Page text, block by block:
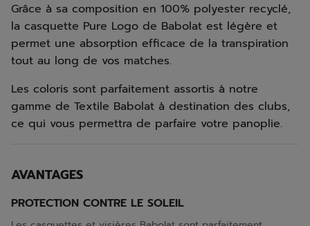
Grâce à sa composition en 100% polyester recyclé,
la casquette Pure Logo de Babolat est légère et
permet une absorption efficace de la transpiration
tout au long de vos matches.
Les coloris sont parfaitement assortis à notre
gamme de Textile Babolat à destination des clubs,
ce qui vous permettra de parfaire votre panoplie.
AVANTAGES
PROTECTION CONTRE LE SOLEIL